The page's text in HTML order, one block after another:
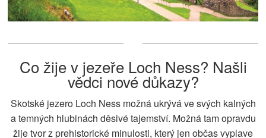
Co žije v jezeře Loch Ness? Našli
vědci nové důkazy?
Skotské jezero Loch Ness možná ukrývá ve svých kalných
a temných hlubinách děsivé tajemství. Možná tam opravdu
žije tvor z prehistorické minulosti, který jen občas vyplave